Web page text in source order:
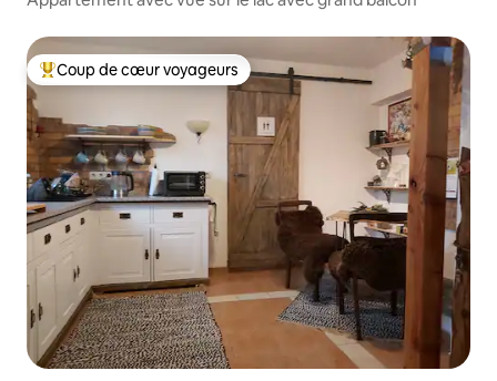
Coup de cœur voyageurs parmi les plus aimés
Coup de cœur voyageurs